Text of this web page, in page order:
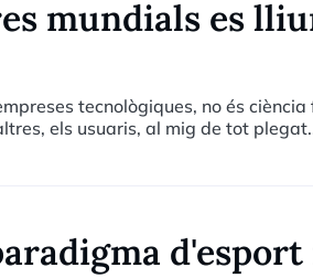
mundials es
tecnològiques, no és
els usuaris, al mig de tot
d'esport